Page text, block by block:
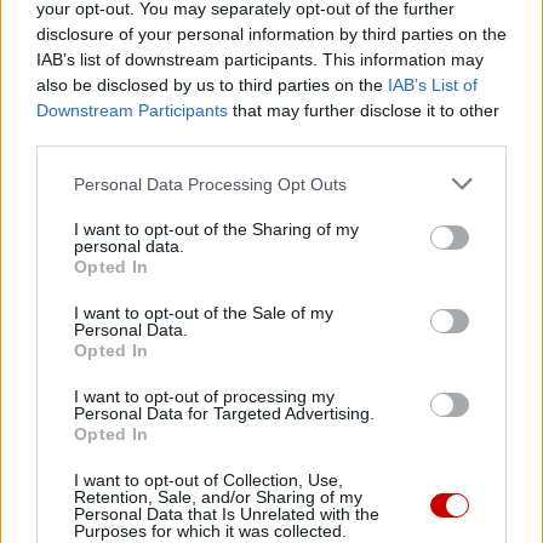
your opt-out. You may separately opt-out of the further
disclosure of your personal information by third parties on the
IAB’s list of downstream participants. This information may
also be disclosed by us to third parties on the IAB’s List of
Downstream Participants that may further disclose it to other
Personal Data Processing Opt Outs
I want to opt-out of the Sharing of my
personal data.
Opted In
I want to opt-out of the Sale of my
Personal Data.
Opted In
I want to opt-out of processing my
Personal Data for Targeted Advertising.
Opted In
I want to opt-out of Collection, Use,
Retention, Sale, and/or Sharing of my
Personal Data that Is Unrelated with the
Purposes for which it was collected.
Wersja do druku
Tagi: MARYJA NAWRÓCENIE OBJAWIENIA WIARA
Najnowsze
07 sierpnia 2026 | 05:20
Gaza: 300 dzieci zabitych w ciągu 300 dni
Medziugorie: zakończył się 37. Mladifest
Biskupi Meksyku: stulecie Cristiady to czas łaski
06 sierpnia 2026 | 18:32